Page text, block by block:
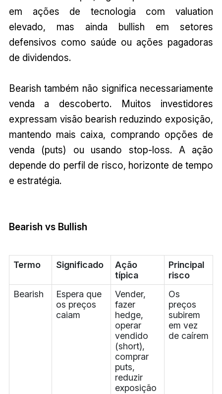
em ações de tecnologia com valuation
elevado, mas ainda bullish em setores
defensivos como saúde ou ações pagadoras
de dividendos.
Bearish também não significa necessariamente
venda a descoberto. Muitos investidores
expressam visão bearish reduzindo exposição,
mantendo mais caixa, comprando opções de
venda (puts) ou usando stop-loss. A ação
depende do perfil de risco, horizonte de tempo
e estratégia.
Bearish vs Bullish
Termo Significado
Ação
típica
Principal
risco
Bearish
Espera que
os preços
caiam
Vender,
fazer
hedge,
operar
vendido
(short),
comprar
puts,
reduzir
exposição
Os
preços
subirem
em vez
de caírem